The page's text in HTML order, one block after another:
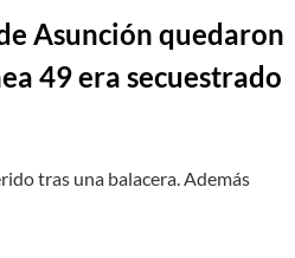
Asunción quedaron
49 era secuestrado
tras una balacera. Además